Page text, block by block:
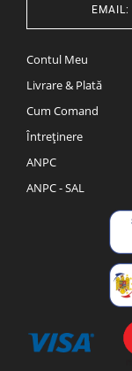
EMAIL:
Contul Meu
Livrare & Plată
Cum Comand
Întreținere
ANPC
ANPC - SAL